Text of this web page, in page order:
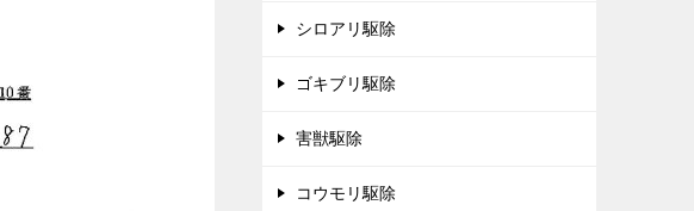
シロアリ駆除
ゴキブリ駆除
害獣駆除
コウモリ駆除